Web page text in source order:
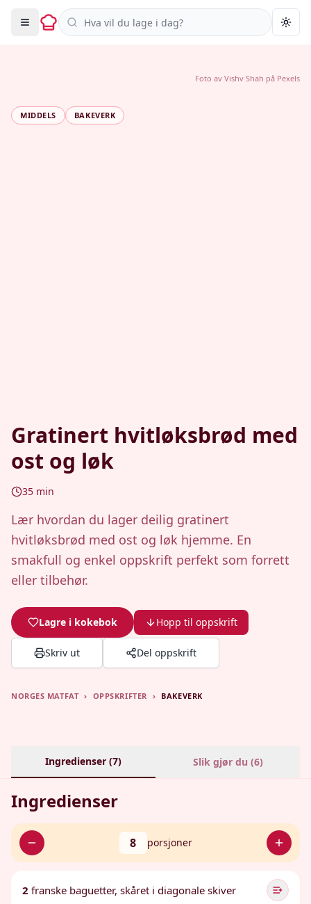
Søk i oppskrifter
MIDDELS BAKEVERK
Gratinert hvitløksbrød med
ost og løk
35 min
Lær hvordan du lager deilig gratinert
hvitløksbrød med ost og løk hjemme. En
smakfull og enkel oppskrift perfekt som forrett
eller tilbehør.
Lagre i kokebok Hopp til oppskrift
Skriv ut Del oppskrift
Foto av Vishv Shah på Pexels
NORGES MATFAT › OPPSKRIFTER › BAKEVERK
Ingredienser (7) Slik gjør du (6)
Ingredienser
8 porsjoner
2 franske baguetter, skåret i diagonale skiver